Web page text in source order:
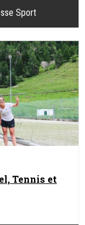
Sport
Tennis et